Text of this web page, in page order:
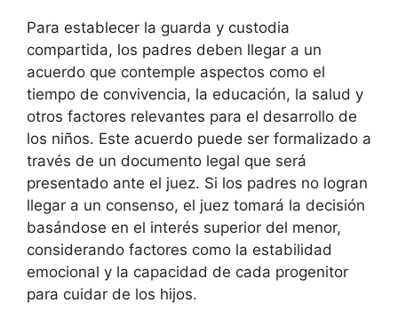
Para establecer la guarda y custodia
compartida, los padres deben llegar a un
acuerdo que contemple aspectos como el
tiempo de convivencia, la educación, la salud y
otros factores relevantes para el desarrollo de
los niños. Este acuerdo puede ser formalizado a
través de un documento legal que será
presentado ante el juez. Si los padres no logran
llegar a un consenso, el juez tomará la decisión
basándose en el interés superior del menor,
considerando factores como la estabilidad
emocional y la capacidad de cada progenitor
para cuidar de los hijos.